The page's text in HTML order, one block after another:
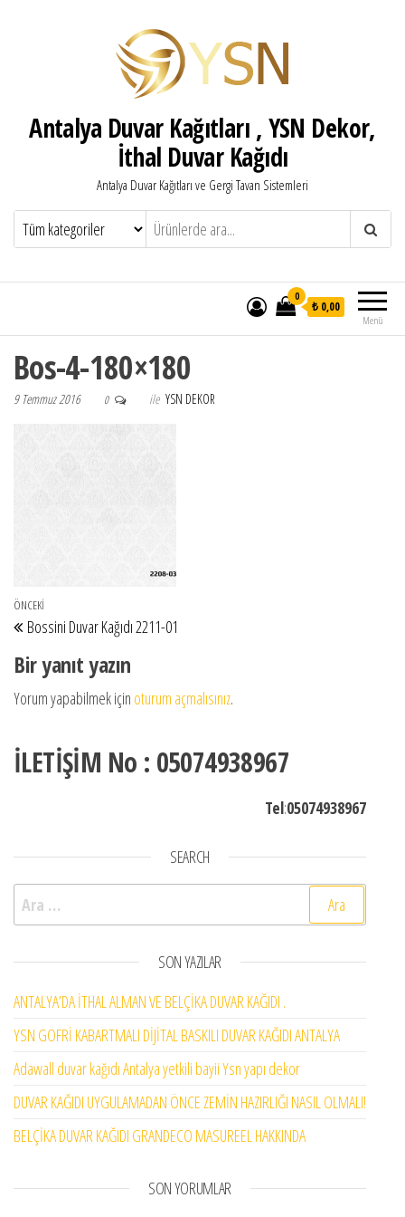
Antalya Duvar Kağıtları , YSN Dekor,
İthal Duvar Kağıdı
Antalya Duvar Kağıtları ve Gergi Tavan Sistemleri
Menü
0
₺ 0,00
Bos-4-180×180
9 Temmuz 2016 0 ile YSN DEKOR
Yazı gezinmesi
Önceki Yazı
ÖNCEKI
Bossini Duvar Kağıdı 2211-01
Bir yanıt yazın
Yorum yapabilmek için oturum açmalısınız.
İLETİŞİM No : 05074938967
Tel:05074938967
SEARCH
Arama:
SON YAZILAR
ANTALYA’DA İTHAL ALMAN VE BELÇİKA DUVAR KAĞIDI .
YSN GOFRİ KABARTMALI DİJİTAL BASKILI DUVAR KAĞIDI ANTALYA
Adawall duvar kağıdı Antalya yetkili bayii Ysn yapı dekor
DUVAR KAĞIDI UYGULAMADAN ÖNCE ZEMİN HAZIRLIĞI NASIL OLMALI!
BELÇİKA DUVAR KAĞIDI GRANDECO MASUREEL HAKKINDA
SON YORUMLAR